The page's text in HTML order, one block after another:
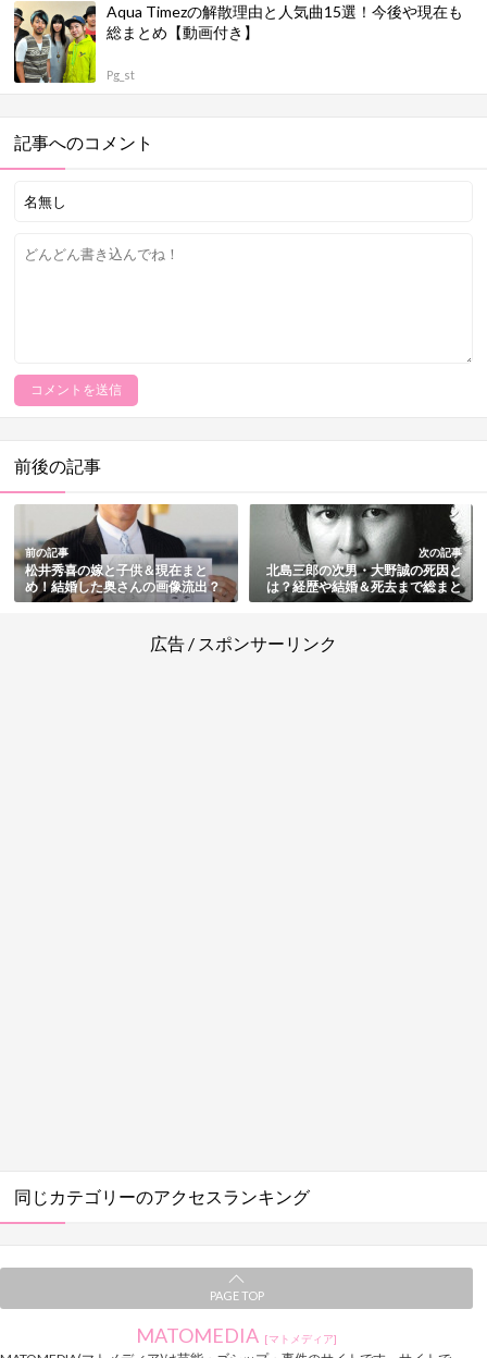
Aqua Timezの解散理由と人気曲15選！今後や現在も
総まとめ【動画付き】
Pg_st
記事へのコメント
前後の記事
前の記事
松井秀喜の嫁と子供＆現在まと
め！結婚した奥さんの画像流出？
次の記事
北島三郎の次男・大野誠の死因と
は？経歴や結婚＆死去まで総まと
め
広告 / スポンサーリンク
同じカテゴリーのアクセスランキング
PAGE TOP
MATOMEDIA [マトメディア]